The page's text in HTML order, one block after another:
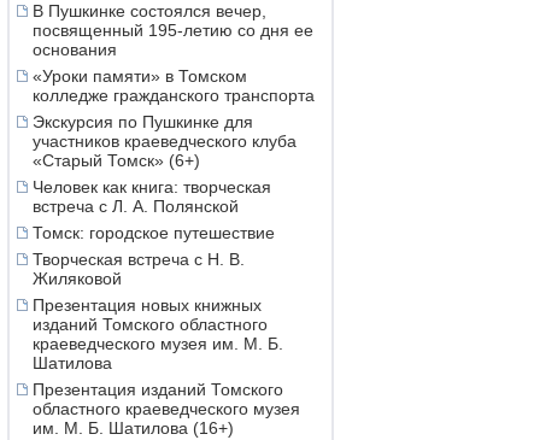
В Пушкинке состоялся вечер,
посвященный 195-летию со дня ее
основания
«Уроки памяти» в Томском
колледже гражданского транспорта
Экскурсия по Пушкинке для
участников краеведческого клуба
«Старый Томск» (6+)
Человек как книга: творческая
встреча с Л. А. Полянской
Томск: городское путешествие
Творческая встреча с Н. В.
Жиляковой
Презентация новых книжных
изданий Томского областного
краеведческого музея им. М. Б.
Шатилова
Презентация изданий Томского
областного краеведческого музея
им. М. Б. Шатилова (16+)